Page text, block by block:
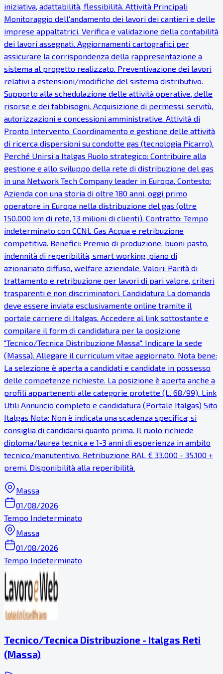
iniziativa, adattabilità, flessibilità. Attività Principali
Monitoraggio dell'andamento dei lavori dei cantieri e delle
imprese appaltatrici. Verifica e validazione della contabilità
dei lavori assegnati. Aggiornamenti cartografici per
assicurare la corrispondenza della rappresentazione a
sistema al progetto realizzato. Preventivazione dei lavori
relativi a estensioni/modifiche del sistema distributivo.
Supporto alla schedulazione delle attività operative, delle
risorse e dei fabbisogni. Acquisizione di permessi, servitù,
autorizzazioni e concessioni amministrative. Attività di
Pronto Intervento. Coordinamento e gestione delle attività
di ricerca dispersioni su condotte gas (tecnologia Picarro).
Perché Unirsi a Italgas Ruolo strategico: Contribuire alla
gestione e allo sviluppo della rete di distribuzione del gas
in una Network Tech Company leader in Europa. Contesto:
Azienda con una storia di oltre 180 anni, oggi primo
operatore in Europa nella distribuzione del gas (oltre
150.000 km di rete, 13 milioni di clienti). Contratto: Tempo
indeterminato con CCNL Gas Acqua e retribuzione
competitiva. Benefici: Premio di produzione, buoni pasto,
indennità di reperibilità, smart working, piano di
azionariato diffuso, welfare aziendale. Valori: Parità di
trattamento e retribuzione per lavori di pari valore, criteri
trasparenti e non discriminatori. Candidatura La domanda
deve essere inviata esclusivamente online tramite il
portale carriere di Italgas. Accedere al link sottostante e
compilare il form di candidatura per la posizione
"Tecnico/Tecnica Distribuzione Massa". Indicare la sede
(Massa). Allegare il curriculum vitae aggiornato. Nota bene:
La selezione è aperta a candidati e candidate in possesso
delle competenze richieste. La posizione è aperta anche a
profili appartenenti alle categorie protette (L. 68/99). Link
Utili Annuncio completo e candidatura (Portale Italgas) Sito
Italgas Nota: Non è indicata una scadenza specifica; si
consiglia di candidarsi quanto prima. Il ruolo richiede
diploma/laurea tecnica e 1-3 anni di esperienza in ambito
tecnico/manutentivo. Retribuzione RAL € 33.000 - 35.100 +
premi. Disponibilità alla reperibilità.
Massa
01/08/2026
Tempo Indeterminato
Massa
01/08/2026
Tempo Indeterminato
Tecnico/Tecnica Distribuzione - Italgas Reti
(Massa)